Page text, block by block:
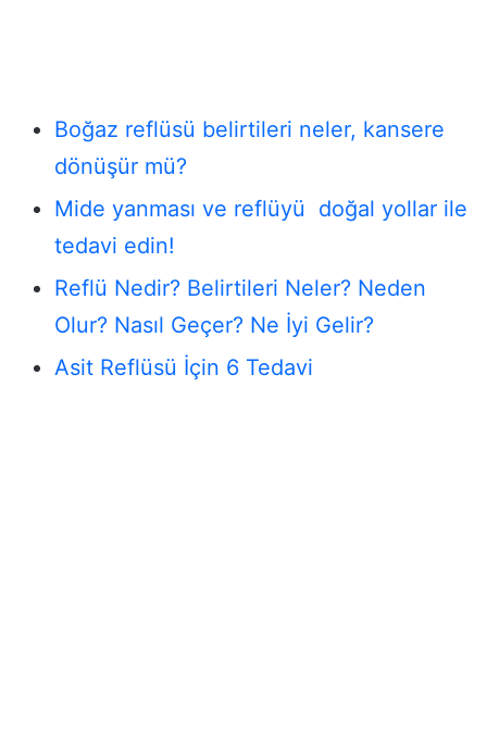
Boğaz reflüsü belirtileri neler, kansere
dönüşür mü?
Mide yanması ve reflüyü doğal yollar ile
tedavi edin!
Reflü Nedir? Belirtileri Neler? Neden
Olur? Nasıl Geçer? Ne İyi Gelir?
Asit Reflüsü İçin 6 Tedavi